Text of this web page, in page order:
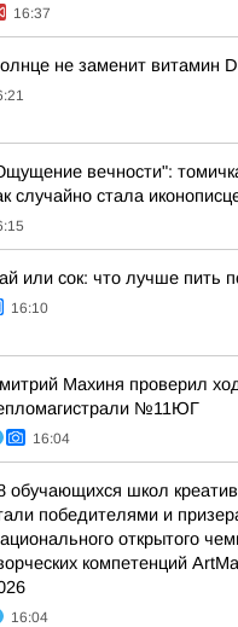
16:37
не заменит витамин D
вечности":
случайно стала
или сок: что лучше пить
16:10
Махиня проверил
№11ЮГ
16:04
обучающихся школ
победителями и
открытого
компетенций
16:04